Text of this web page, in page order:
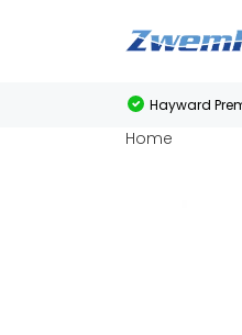
Hayward
Home